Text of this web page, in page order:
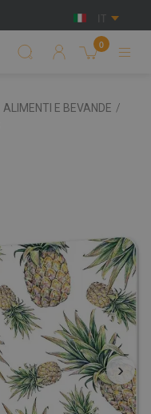
0
ALIMENTI E BEVANDE /
›